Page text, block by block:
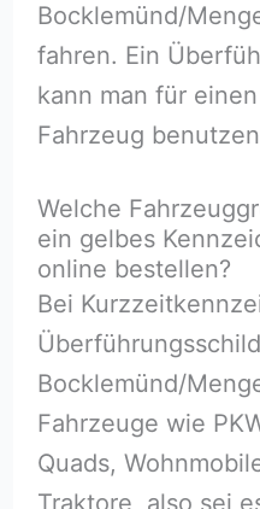
Bocklemünd/
fahren. Ein
kann man für
Fahrzeug
Welche
ein gelbes
online bestellen?
Bei
Bocklemünd/
Fahrzeuge wie
Quads,
Traktore, also sei